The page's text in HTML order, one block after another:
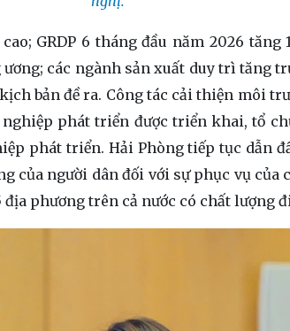
GRDP 6 tháng đầu năm 2026 tăng
các ngành sản xuất duy trì tăng
bản đề ra. Công tác cải thiện môi
phát triển được triển khai, tổ
phát triển. Hải Phòng tiếp tục dẫn
của người dân đối với sự phục vụ
địa phương trên cả nước có chất lượng